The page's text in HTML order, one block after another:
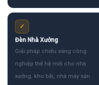
✓
Đèn Nhà Xưởng
Giải pháp chiếu sáng công
nghiệp thế hệ mới cho nhà
xưởng, kho bãi, nhà máy sản